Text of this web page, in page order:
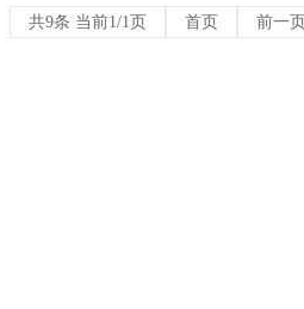
共9条 当前1/1页 首页 前一页